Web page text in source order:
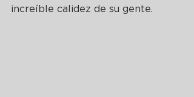
increíble calidez de su gente.